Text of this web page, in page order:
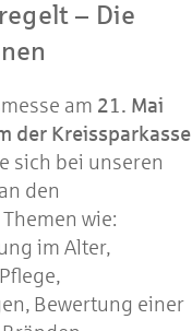
– Die
am 21. Mai
der Kreissparkasse
sich bei unseren
den
wie:
im Alter,
Bewertung einer